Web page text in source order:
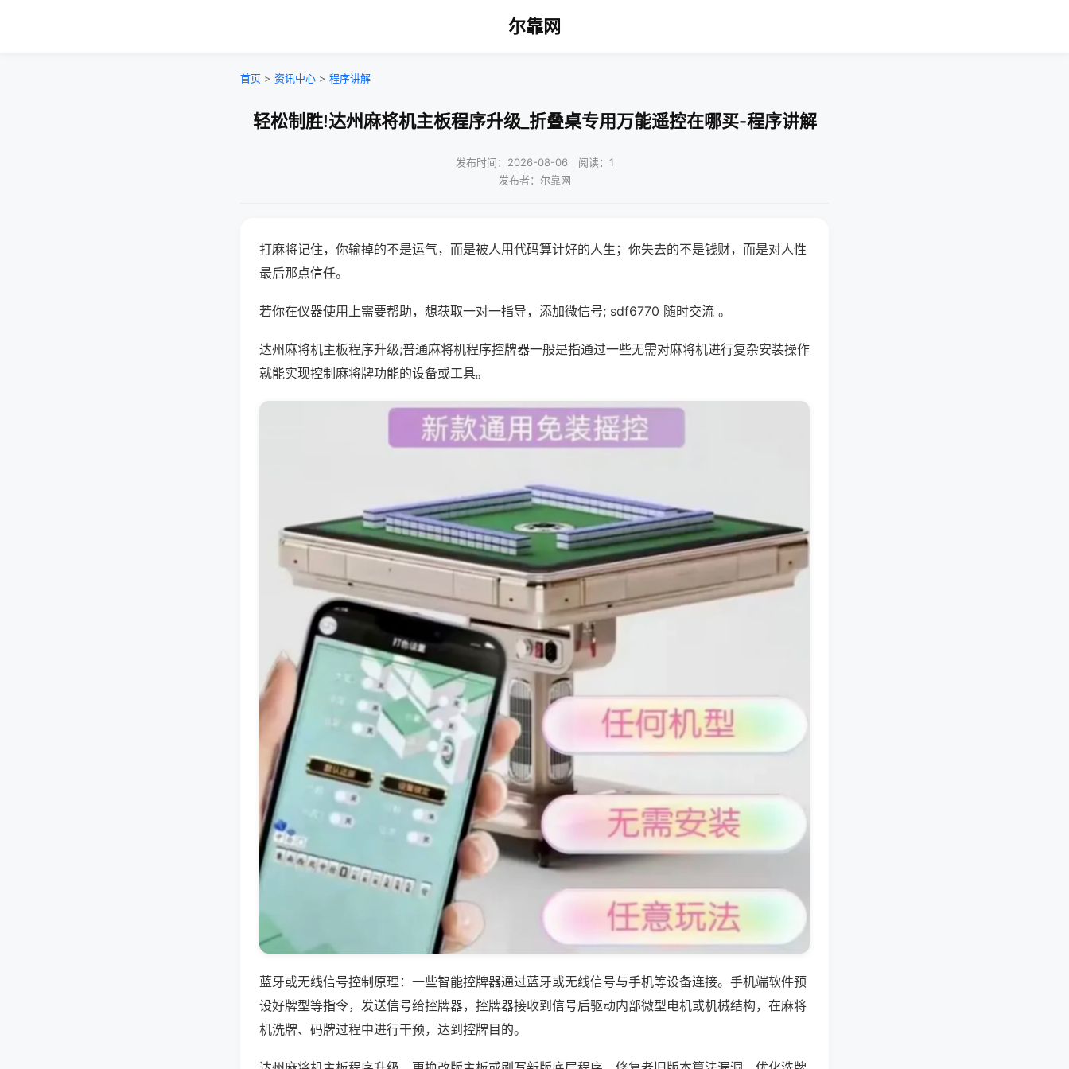
尔靠网
首页 > 资讯中心 > 程序讲解
轻松制胜!达州麻将机主板程序升级_折叠桌专用万能遥控在哪买-程序讲解
发布时间：2026-08-06｜阅读：1
发布者：尔靠网
打麻将记住，你输掉的不是运气，而是被人用代码算计好的人生；你失去的不是钱财，而是对人性
最后那点信任。
若你在仪器使用上需要帮助，想获取一对一指导，添加微信号; sdf6770 随时交流 。
达州麻将机主板程序升级;普通麻将机程序控牌器一般是指通过一些无需对麻将机进行复杂安装操作
就能实现控制麻将牌功能的设备或工具。
蓝牙或无线信号控制原理：一些智能控牌器通过蓝牙或无线信号与手机等设备连接。手机端软件预
设好牌型等指令，发送信号给控牌器，控牌器接收到信号后驱动内部微型电机或机械结构，在麻将
机洗牌、码牌过程中进行干预，达到控牌目的。